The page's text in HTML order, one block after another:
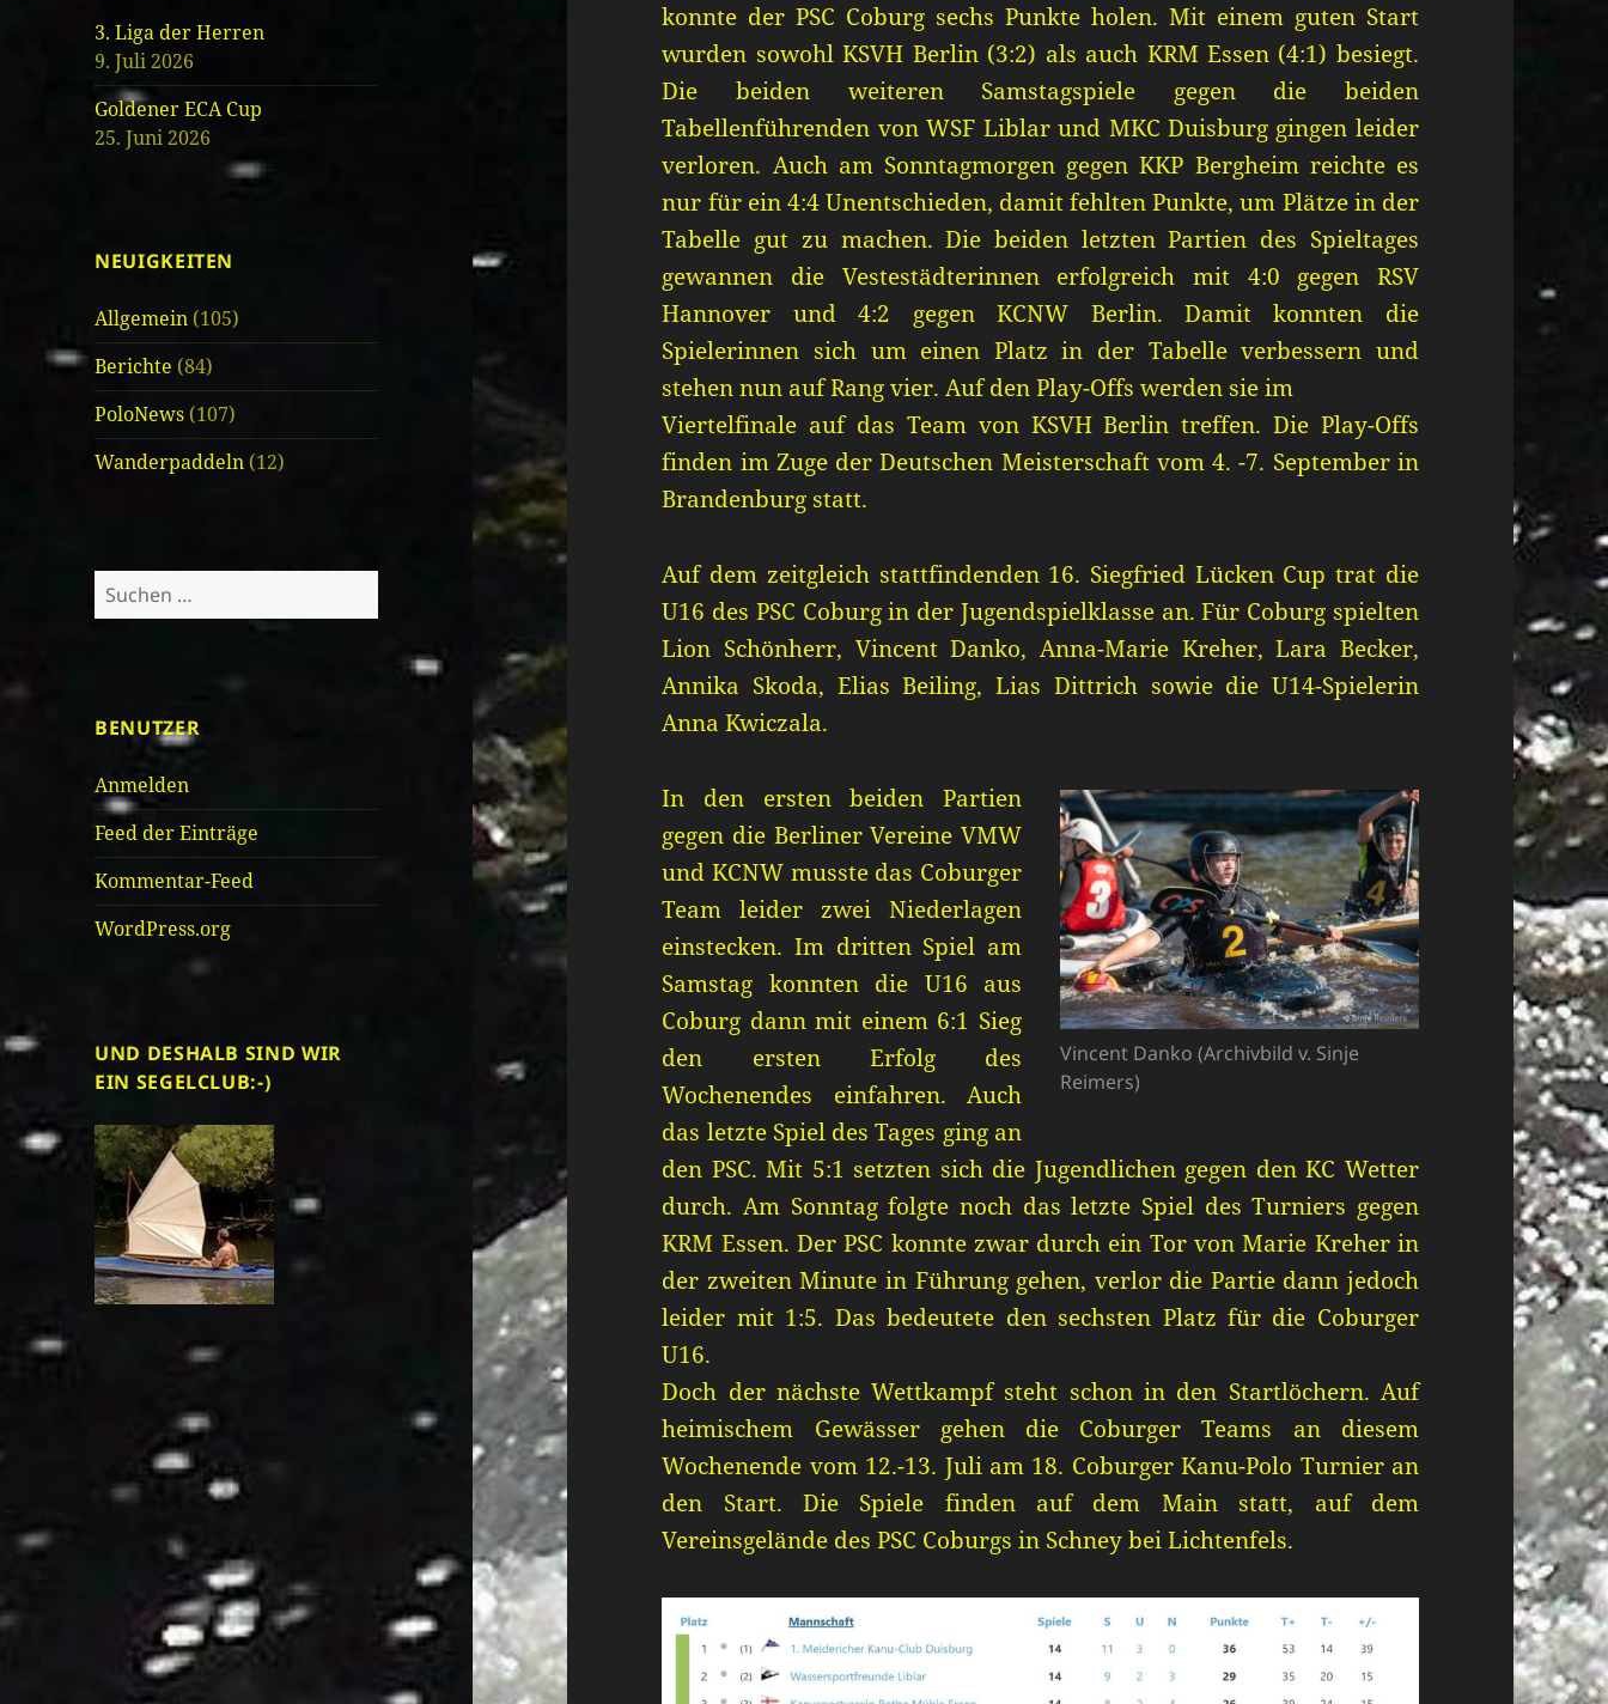
3. Liga der Herren
9. Juli 2026
Goldener ECA Cup
25. Juni 2026
NEUIGKEITEN
Allgemein (105)
Berichte (84)
PoloNews (107)
Wanderpaddeln (12)
Suche
nach:
BENUTZER
Anmelden
Feed der Einträge
Kommentar-Feed
WordPress.org
UND DESHALB SIND WIR
EIN SEGELCLUB:-)
konnte der PSC Coburg sechs Punkte holen. Mit einem guten Start
wurden sowohl KSVH Berlin (3:2) als auch KRM Essen (4:1) besiegt.
Die beiden weiteren Samstagspiele gegen die beiden
Tabellenführenden von WSF Liblar und MKC Duisburg gingen leider
verloren. Auch am Sonntagmorgen gegen KKP Bergheim reichte es
nur für ein 4:4 Unentschieden, damit fehlten Punkte, um Plätze in der
Tabelle gut zu machen. Die beiden letzten Partien des Spieltages
gewannen die Vestestädterinnen erfolgreich mit 4:0 gegen RSV
Hannover und 4:2 gegen KCNW Berlin. Damit konnten die
Spielerinnen sich um einen Platz in der Tabelle verbessern und
stehen nun auf Rang vier. Auf den Play-Offs werden sie im
Viertelfinale auf das Team von KSVH Berlin treffen. Die Play-Offs
finden im Zuge der Deutschen Meisterschaft vom 4. -7. September in
Brandenburg statt.
Auf dem zeitgleich stattfindenden 16. Siegfried Lücken Cup trat die
U16 des PSC Coburg in der Jugendspielklasse an. Für Coburg spielten
Lion Schönherr, Vincent Danko, Anna-Marie Kreher, Lara Becker,
Annika Skoda, Elias Beiling, Lias Dittrich sowie die U14-Spielerin
Anna Kwiczala.
Vincent Danko (Archivbild v. Sinje
Reimers)
In den ersten beiden Partien
gegen die Berliner Vereine VMW
und KCNW musste das Coburger
Team leider zwei Niederlagen
einstecken. Im dritten Spiel am
Samstag konnten die U16 aus
Coburg dann mit einem 6:1 Sieg
den ersten Erfolg des
Wochenendes einfahren. Auch
das letzte Spiel des Tages ging an
den PSC. Mit 5:1 setzten sich die Jugendlichen gegen den KC Wetter
durch. Am Sonntag folgte noch das letzte Spiel des Turniers gegen
KRM Essen. Der PSC konnte zwar durch ein Tor von Marie Kreher in
der zweiten Minute in Führung gehen, verlor die Partie dann jedoch
leider mit 1:5. Das bedeutete den sechsten Platz für die Coburger
U16.
Doch der nächste Wettkampf steht schon in den Startlöchern. Auf
heimischem Gewässer gehen die Coburger Teams an diesem
Wochenende vom 12.-13. Juli am 18. Coburger Kanu-Polo Turnier an
den Start. Die Spiele finden auf dem Main statt, auf dem
Vereinsgelände des PSC Coburgs in Schney bei Lichtenfels.